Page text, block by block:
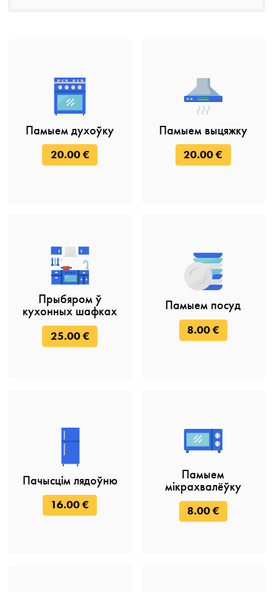
Памыем духоўку
20.00 €
Памыем выцяжку
20.00 €
Прыбяром ў
кухонных шафках
25.00 €
Памыем посуд
8.00 €
Пачысцім лядоўню
16.00 €
Памыем
мікрахвалёўку
8.00 €